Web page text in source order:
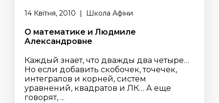
14 Квітня, 2010 | Школа Афіни
О математике и Людмиле
Александровне
Каждый знает, что дважды два четыре…
Но если добавить скобочек, точечек,
интегралов и корней, систем
уравнений, квадратов и ЛК… А еще
говорят, ...